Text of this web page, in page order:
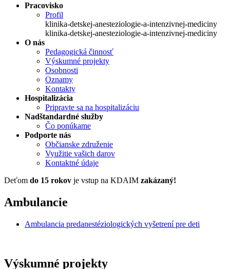
Pracovisko
Profil
klinika-detskej-anesteziologie-a-intenzivnej-mediciny
klinika-detskej-anesteziologie-a-intenzivnej-mediciny
O nás
Pedagogická činnosť
Výskumné projekty
Osobnosti
Oznamy
Kontakty
Hospitalizácia
Pripravte sa na hospitalizáciu
Nadštandardné služby
Čo ponúkame
Podporte nás
Občianske združenie
Využitie vašich darov
Kontaktné údaje
Deťom do 15 rokov je vstup na KDAIM zakázaný!
Ambulancie
Ambulancia predanestéziologických vyšetrení pre deti
Výskumné projekty